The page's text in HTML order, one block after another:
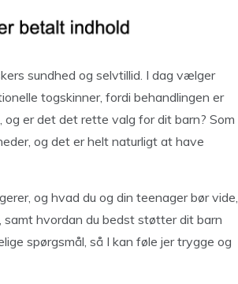
sundhed og selvtillid. I dag vælger
togskinner, fordi behandlingen er
er det det rette valg for dit barn? Som
og det er helt naturligt at have
og hvad du og din teenager bør vide,
samt hvordan du bedst støtter dit barn
spørgsmål, så I kan føle jer trygge og